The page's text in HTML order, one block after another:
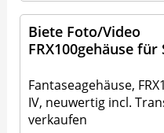
Biete Foto/Video
FRX100gehäuse für
Fantaseagehäuse,
IV, neuwertig incl.
verkaufen